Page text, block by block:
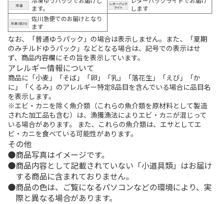
ます。
します
佐川急便でのお届けとなり
ます
なお、「普通ゆうパック」の場合は表示しません。また、「夏期
のみチルドゆうパック」などとなる場合は、記号での表示はせ
ず、商品内容欄にその旨を表示しています。
アレルギー情報について
商品に「小麦」「そば」「卵」「乳」「落花生」「えび」「か
に」「くるみ」のアレルギー特定8品目を含んでいる場合に品目名
を表示します。
※エビ・カニを除く魚介類（これらの魚介類を原材料として製造
された加工品も含む）は、漁獲漁法によりエビ・カニが混じって
いる場合があります。 また、これらの魚介類は、エサとしてエ
ビ・カニを食べている可能性があります。
その他
商品写真はイメージです。
商品内容として記載されていない「小道具類」はお届け
する商品に含まれておりません。
商品の色は、ご覧になるパソコンなどの環境により、実
際と異なる場合があります。